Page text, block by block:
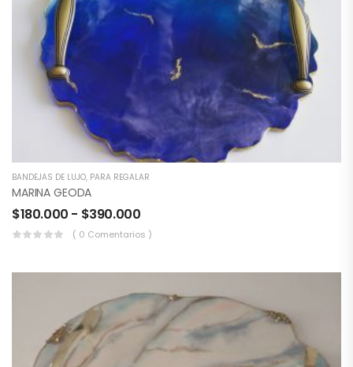
BANDEJAS DE LUJO, PARA REGALAR
MARINA GEODA
$180.000 - $390.000
( 0 Comentarios )